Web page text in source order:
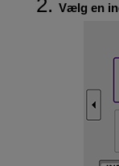
Vælg en